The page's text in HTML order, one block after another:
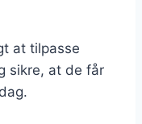
at tilpasse
sikre, at de får